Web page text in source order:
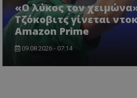
«Ο λύκος τον
Τζόκοβιτς γίνεται
Amazon Prime
09.08.2026 - 07:14